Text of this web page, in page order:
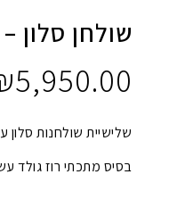
שולחן סלון
5,950.00
שלישיית שולחנות סלון
בסיס מתכתי רוז גולד